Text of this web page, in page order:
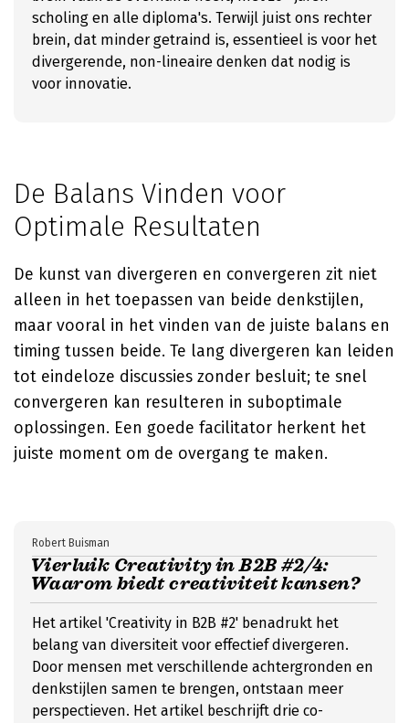
scholing en alle diploma's. Terwijl juist ons rechter
brein, dat minder getraind is, essentieel is voor het
divergerende, non-lineaire denken dat nodig is
voor innovatie.
De Balans Vinden voor
Optimale Resultaten
De kunst van divergeren en convergeren zit niet
alleen in het toepassen van beide denkstijlen,
maar vooral in het vinden van de juiste balans en
timing tussen beide. Te lang divergeren kan leiden
tot eindeloze discussies zonder besluit; te snel
convergeren kan resulteren in suboptimale
oplossingen. Een goede facilitator herkent het
juiste moment om de overgang te maken.
Vierluik Creativity in B2B #2/4:
Waarom biedt creativiteit kansen?
Robert Buisman
Het artikel 'Creativity in B2B #2' benadrukt het
belang van diversiteit voor effectief divergeren.
Door mensen met verschillende achtergronden en
denkstijlen samen te brengen, ontstaan meer
perspectieven. Het artikel beschrijft drie co-